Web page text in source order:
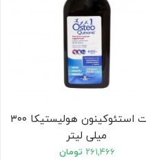
شربت استئوکینون هولیستیکا ۳۰۰
میلی لیتر
۲۶۱,۴۶۶ تومان